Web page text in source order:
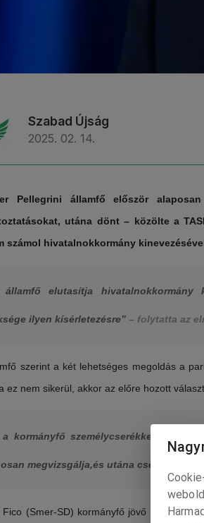
Szabad Újság
2025. 02. 14.
Pellegrini államfő először
utána dönt – közölte a
számol hivatalnokkormány
államfő elutasítja hivatalnokkormány
ilyen kísérletezésre” – folytatta az
szerint a két lehetséges megoldás a
ez nem sikerül, akkor az előre hozott
a kormányfő személycserékkel
megvizsgálja,és utána cselekszik”
Fico (Smer-SD) kormányfő jövő hétfőig,